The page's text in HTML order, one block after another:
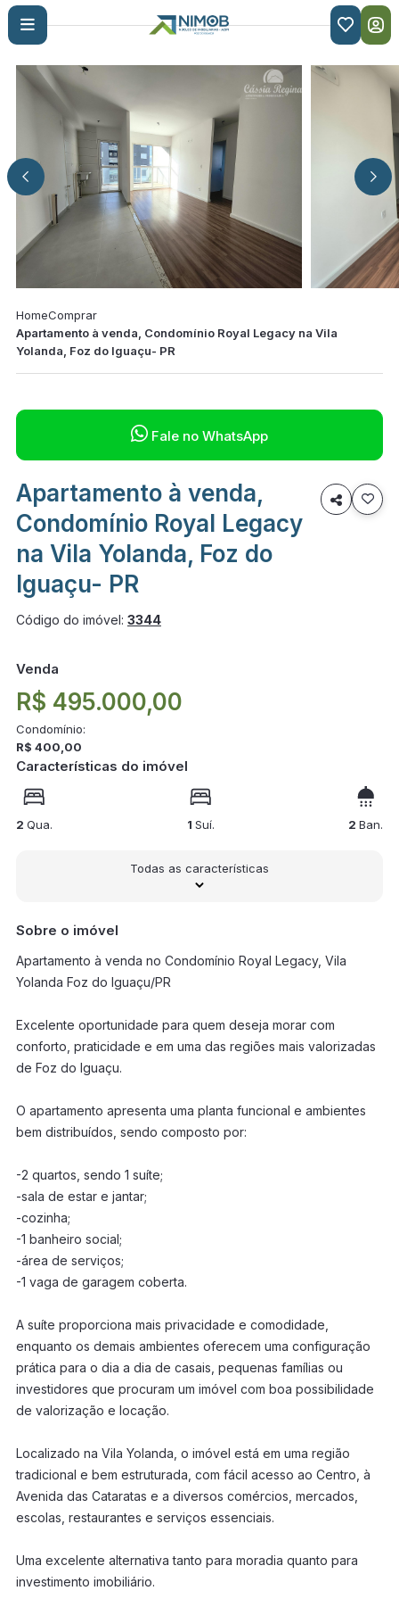

HomeComprar
Apartamento à venda, Condomínio Royal Legacy na Vila
Yolanda, Foz do Iguaçu- PR
 Fale no WhatsApp
Apartamento à venda,
Condomínio Royal Legacy
na Vila Yolanda, Foz do
Iguaçu- PR

Código do imóvel: 3344
Venda
R$ 495.000,00
Condomínio:
R$ 400,00
Características do imóvel
2 Qua. 1 Suí. 2Ban.
Todas as características
Sobre o imóvel
Apartamento à venda no Condomínio Royal Legacy, Vila
Yolanda Foz do Iguaçu/PR
Excelente oportunidade para quem deseja morar com
conforto, praticidade e em uma das regiões mais valorizadas
de Foz do Iguaçu.
O apartamento apresenta uma planta funcional e ambientes
bem distribuídos, sendo composto por:
-2 quartos, sendo 1 suíte;
-sala de estar e jantar;
-cozinha;
-1 banheiro social;
-área de serviços;
-1 vaga de garagem coberta.
A suíte proporciona mais privacidade e comodidade,
enquanto os demais ambientes oferecem uma configuração
prática para o dia a dia de casais, pequenas famílias ou
investidores que procuram um imóvel com boa possibilidade
de valorização e locação.
Localizado na Vila Yolanda, o imóvel está em uma região
tradicional e bem estruturada, com fácil acesso ao Centro, à
Avenida das Cataratas e a diversos comércios, mercados,
escolas, restaurantes e serviços essenciais.
Uma excelente alternativa tanto para moradia quanto para
investimento imobiliário.